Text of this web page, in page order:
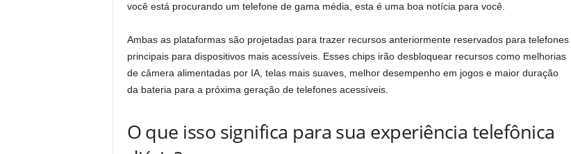
você está procurando um telefone de gama média, esta é uma boa notícia para você.
Ambas as plataformas são projetadas para trazer recursos anteriormente reservados para telefones
principais para dispositivos mais acessíveis. Esses chips irão desbloquear recursos como melhorias
de câmera alimentadas por IA, telas mais suaves, melhor desempenho em jogos e maior duração
da bateria para a próxima geração de telefones acessíveis.
O que isso significa para sua experiência telefônica